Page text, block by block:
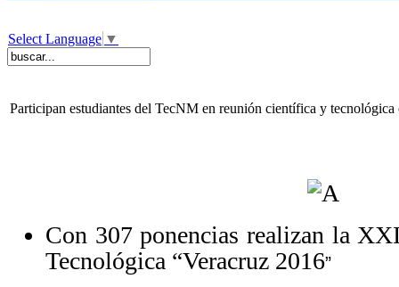
Select Language ▼
Participan estudiantes del TecNM en reunión científica y tecnológica
Con 307 ponencias realizan la
Tecnológica “Veracruz 2016”